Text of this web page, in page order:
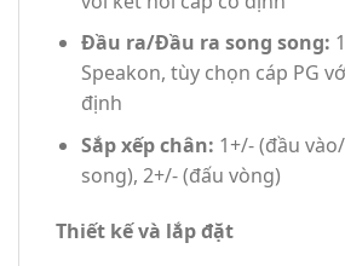
Đầu ra/Đầu ra song song:
Speakon, tùy chọn cáp PG
định
Sắp xếp chân: 1+/- (đầu
song), 2+/- (đấu vòng)
Thiết kế và lắp đặt